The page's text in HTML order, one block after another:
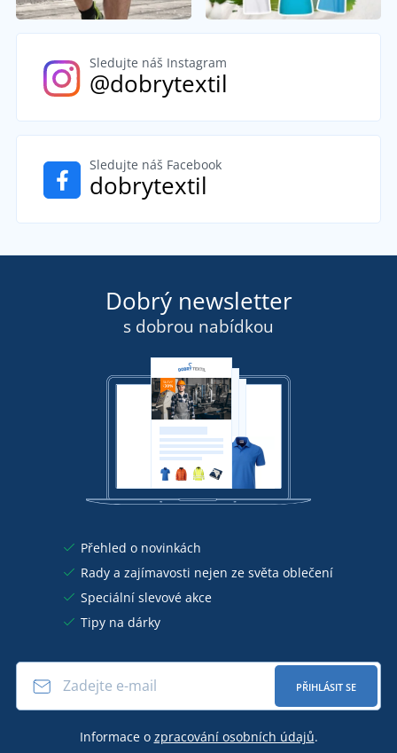
Sledujte náš Instagram
@dobrytextil
Sledujte náš Facebook
dobrytextil
Dobrý newsletter
s dobrou nabídkou
Přehled o novinkách
Rady a zajímavosti nejen ze světa oblečení
Speciální slevové akce
Tipy na dárky
PŘIHLÁSIT SE
Informace o zpracování osobních údajů.